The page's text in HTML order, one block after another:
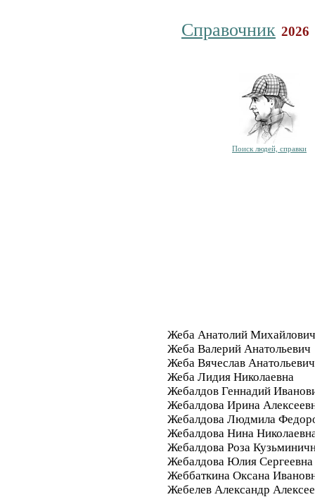
Справочник 2026
Поиск людей, справки
Жеба Анатолий Михайлович
Жеба Валерий Анатольевич
Жеба Вячеслав Анатольевич
Жеба Лидия Николаевна
Жебалдов Геннадий
Жебалдова Ирина
Жебалдова Людмила
Жебалдова Нина
Жебалдова Роза
Жебалдова Юлия Сергеевна
Жеббаткина Оксана
Жебелев Александр